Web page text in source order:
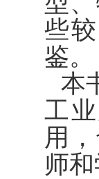
些
鉴。
本
工
用
师和